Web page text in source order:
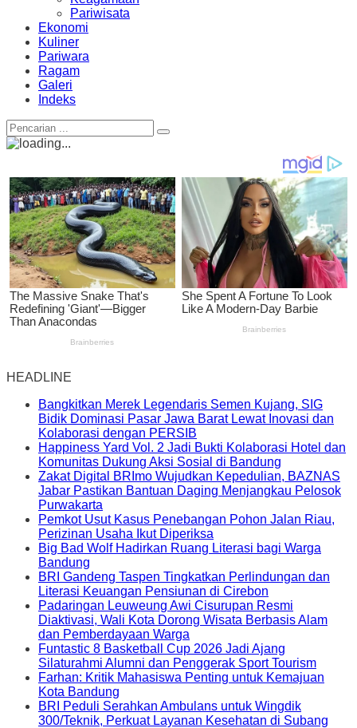
Pariwisata
Ekonomi
Kuliner
Pariwara
Ragam
Galeri
Indeks
HEADLINE
Bangkitkan Merek Legendaris Semen Kujang, SIG
Bidik Dominasi Pasar Jawa Barat Lewat Inovasi dan
Kolaborasi dengan PERSIB
Happiness Yard Vol. 2 Jadi Bukti Kolaborasi Hotel dan
Komunitas Dukung Aksi Sosial di Bandung
Zakat Digital BRImo Wujudkan Kepedulian, BAZNAS
Jabar Pastikan Bantuan Daging Menjangkau Pelosok
Purwakarta
Pemkot Usut Kasus Penebangan Pohon Jalan Riau,
Perizinan Usaha Ikut Diperiksa
Big Bad Wolf Hadirkan Ruang Literasi bagi Warga
Bandung
BRI Gandeng Taspen Tingkatkan Perlindungan dan
Literasi Keuangan Pensiunan di Cirebon
Padaringan Leuweung Awi Cisurupan Resmi
Diaktivasi, Wali Kota Dorong Wisata Berbasis Alam
dan Pemberdayaan Warga
Funtastic 8 Basketball Cup 2026 Jadi Ajang
Silaturahmi Alumni dan Penggerak Sport Tourism
Farhan: Kritik Mahasiswa Penting untuk Kemajuan
Kota Bandung
BRI Peduli Serahkan Ambulans untuk Wingdik
300/Teknik, Perkuat Layanan Kesehatan di Subang